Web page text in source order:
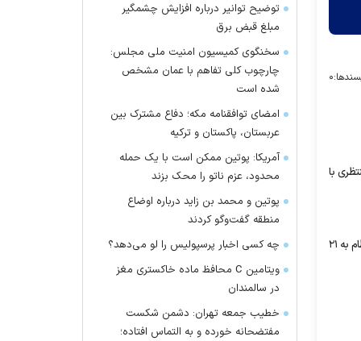
۰
با
احمد منتظری در اوایل آذر سال جاری خورشیدی به دلیل انتشار یک فایل صوتی از پدرش، به اتهام اقدام علیه امنیت ملی، انتشار اسناد سری و تبلیغ علیه نظام به ۲۱
توضیح توانیر درباره افزایش چشمگیر
مبلغ قبض برق
سخنگوی کمیسیون امنیت ملی مجلس:
چارچوب کلی تفاهم با عمان مشخص
شده است
امضای توافقنامه مکه؛ دفاع مشترک بین
عربستان، پاکستان و ترکیه
آمریکا: پوتین ممکن است با یک حمله
محدود، عزم ناتو را محک بزند
پوتین و محمد بن زاید درباره اوضاع
منطقه گفت‌وگو کردند
چه کسی اخبار پرسپولیس را لو می‌دهد؟
ویتامین C محافظ ماده خاکستری مغز
در سالمندان
خطیب جمعه تهران: دشمن شکست
مفتضحانه خورده و به التماس افتاده؛